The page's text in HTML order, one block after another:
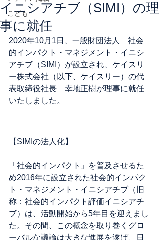
こども
イニシアチブ（SIMI）の理
事に就任
2020年10月1日、一般財団法人　社会
的インパクト・マネジメント・イニシ
アチブ（SIMI）が設立され、ケイスリ
ー株式会社（以下、ケイスリー）の代
表取締役社長　幸地正樹が理事に就任
いたしました。
【SIMIの法人化】
「社会的インパクト」を普及させるた
め2016年に設立された社会的インパク
ト・マネジメント・イニシアチブ（旧
称：社会的インパクト評価イニシアチ
ブ）は、活動開始から5年目を迎えまし
た。その間、この概念を取り巻くグロ
ーバルな議論は大きな進展を遂げ、日